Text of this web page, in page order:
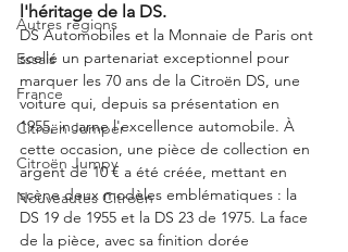
Autres régions
Essais
France
Citroën Jumper
Citroën Jumpy
Nouveautés Citroën
l'héritage de la DS.
DS Automobiles et la Monnaie de Paris ont
scellé un partenariat exceptionnel pour
marquer les 70 ans de la Citroën DS, une
voiture qui, depuis sa présentation en
1955, incarne l'excellence automobile. À
cette occasion, une pièce de collection en
argent de 10 € a été créée, mettant en
scène deux modèles emblématiques : la
DS 19 de 1955 et la DS 23 de 1975. La face
de la pièce, avec sa finition dorée